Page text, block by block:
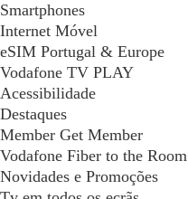
Smartphones
Internet Móvel
eSIM Portugal & Europe
Vodafone TV PLAY
Acessibilidade
Destaques
Member Get Member
Vodafone Fiber to the Room
Novidades e Promoções